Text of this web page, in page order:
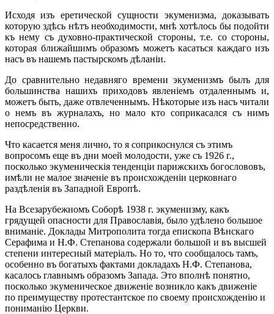
Исходя изъ еретической сущности экуменизма, доказывать
которую здѣсь нѣтъ необходимости, мнѣ хотѣлось бы подойти
къ нему съ духовно-практической стороны, т.е. со стороны,
которая ближайшимъ образомъ можетъ касаться каждаго изъ
насъ въ нашемъ пастырскомъ дѣланіи.
До сравнительно недавняго времени экуменизмъ былъ для
большинства нашихъ приходовъ явленіемъ отдаленнымъ и,
можетъ быть, даже отвлеченнымъ. Нѣкоторые изъ насъ читали
о немъ въ журналахъ, но мало кто соприкасался съ нимъ
непосредственно.
Что касается меня лично, то я соприкоснулся съ этимъ
вопросомъ еще въ дни моей молодости, уже съ 1926 г.,
посколько экуменическія тенденціи парижскихъ богослововъ,
имѣли не малое значеніе въ происхожденіи церковнаго
раздѣленія въ Западной Европѣ.
На Всезарубежномъ Соборѣ 1938 г. экуменизму, какъ
грядущей опасности для Православія, было удѣлено большое
вниманіе. Доклады Митрополита тогда епископа Вѣнскаго
Серафима и Н.Ф. Степанова содержали большой и въ высшей
степени интересный матеріалъ. Но то, что сообщалось тамъ,
особенно въ богатыхъ фактами докладахъ Н.Ф. Степанова,
касалось главнымъ образомъ Запада. Это вполнѣ понятно,
посколько экуменическое движеніе возникло какъ движеніе
по преимуществу протестантское по своему происхожденію и
пониманію Церкви.